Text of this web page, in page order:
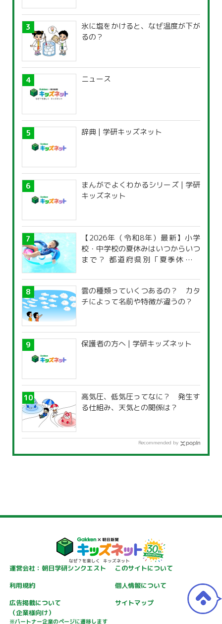
氷に塩をかけると、なぜ温度が下が
るの？
ニュース
辞典 | 学研キッズネット
まんがでよくわかるシリーズ | 学研
キッズネット
【2026年（令和8年）最新】小学
校・中学校の夏休みはいつからいつ
まで？ 都道府県別「夏季休暇一
雲の種類っていくつあるの？ カタ
チによって名前や特徴が違うの？
保護者の方へ | 学研キッズネット
高気圧、低気圧ってなに？ 発生す
る仕組み、天気との関係は？
Recommended by
運営会社：朝日学研シンクエスト
このサイトについて
利用規約
個人情報について
広告掲載について
（企業様向け）
※パートナー企業のページに遷移します
サイトマップ